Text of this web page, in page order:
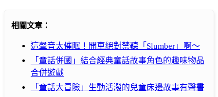
相關文章：
這聲音太催眠！開車絕對禁聽「Slumber」啊～
「童話併國」結合經典童話故事角色的趣味物品
合併遊戲
「童話大冒險」生動活潑的兒童床邊故事有聲書